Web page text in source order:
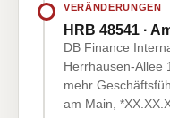
VERÄNDERUNGEN
HRB 48541 ·
DB Finance
Herrhausen-Allee
mehr
am Main,